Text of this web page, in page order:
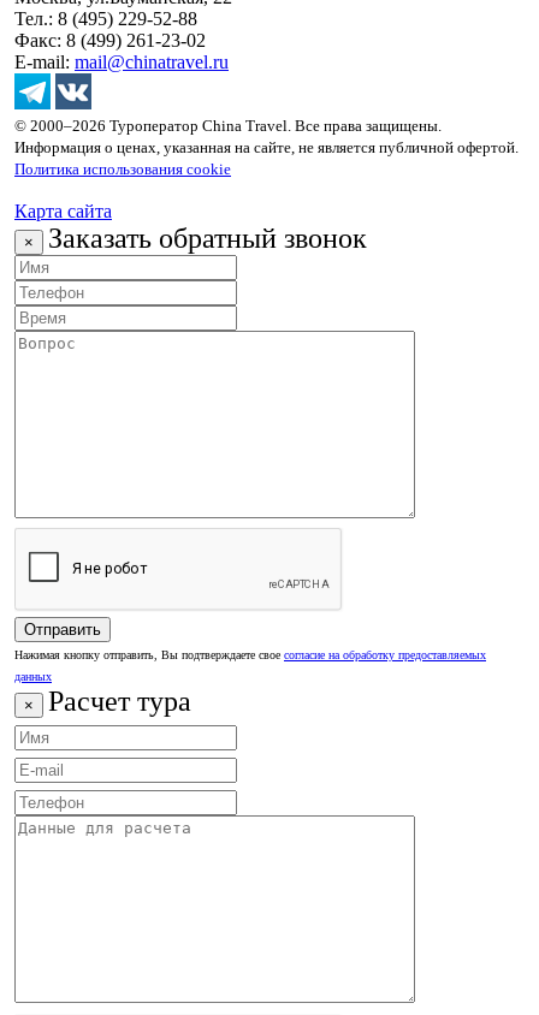
Тел.: 8 (495) 229-52-88
Факс: 8 (499) 261-23-02
E-mail: mail@chinatravel.ru
© 2000–2026 Туроператор China Travel. Все права защищены.
Информация о ценах, указанная на сайте, не является публичной офертой.
Политика использования cookie
Карта сайта
× Заказать обратный звонок
Нажимая кнопку отправить, Вы подтверждаете свое согласие на обработку предоставляемых
данных
× Расчет тура